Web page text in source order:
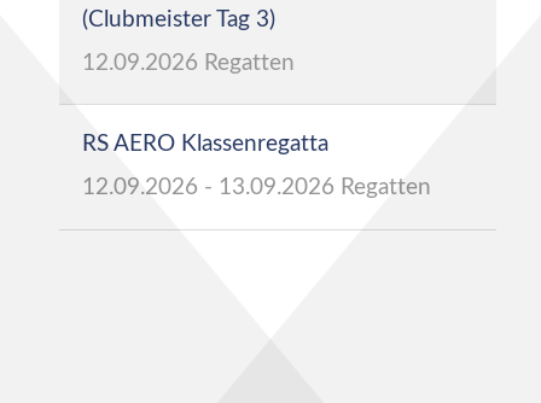
(Clubmeister Tag 3)
12.09.2026 Regatten
RS AERO Klassenregatta
12.09.2026 - 13.09.2026 Regatten